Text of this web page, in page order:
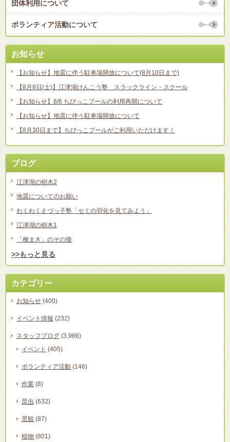
団体利用について
ボランティア活動について
お知らせ
【お知らせ】地震に伴う駐車場開放について(8月10日まで)
【8月8日(土)】江津湖けんこう塾 スラックライン・スクール
【お知らせ】8/6 ちびっこプールの利用再開について
【お知らせ】地震に伴う駐車場開放について
【8月30日まで】ちびっこプールがご利用いただけます！
ブログ
江津湖の樹木2
地震についてのお願い
わくわくえづっ子塾「セミの羽化を見てみよう」
江津湖の樹木1
「種まき」のその後
>>もっと見る
カテゴリー
お知らせ (400)
イベント情報 (232)
スタッフブログ (3,986)
イベント (405)
ボランティア活動 (146)
作業 (8)
昆虫 (632)
景観 (87)
植物 (801)